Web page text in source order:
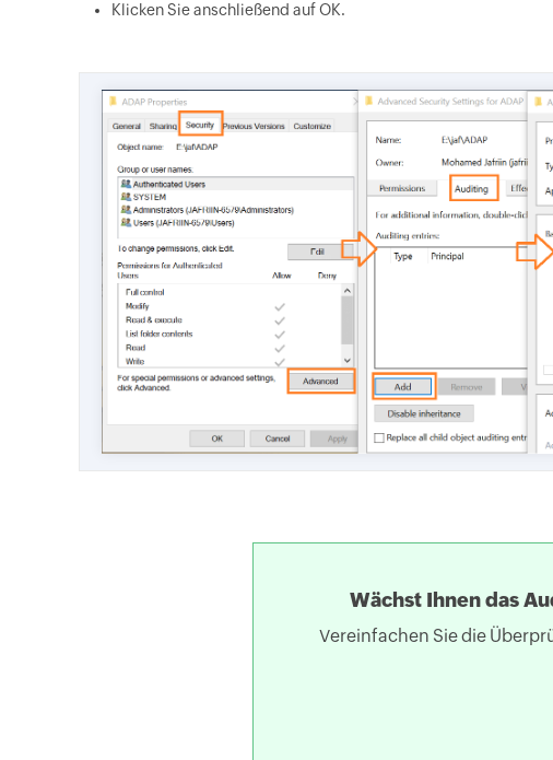
Klicken Sie anschließend auf OK.
Wächst Ihnen das
Vereinfachen Sie die